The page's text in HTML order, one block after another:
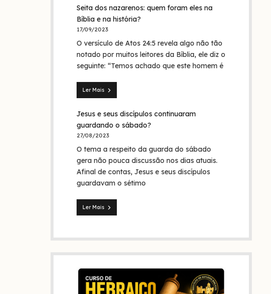
O
batismo
de
era
em
nome
da
Seita dos nazarenos: quem foram eles na
Bíblia e na história?
17/09/2023
O versículo de Atos 24:5 revela algo não tão
notado por muitos leitores da Bíblia, ele diz o
seguinte: “Temos achado que este homem é
Ler Mais
Seita
nazarenos:
quem
foram
na
Bíblia
e
história?
Jesus e seus discípulos continuaram
guardando o sábado?
27/08/2023
O tema a respeito da guarda do sábado
gera não pouca discussão nos dias atuais.
Afinal de contas, Jesus e seus discípulos
guardavam o sétimo
Ler Mais
Jesus
o
sábado?